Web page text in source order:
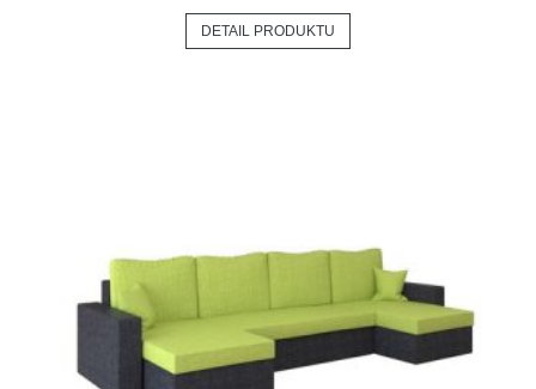
DETAIL PRODUKTU